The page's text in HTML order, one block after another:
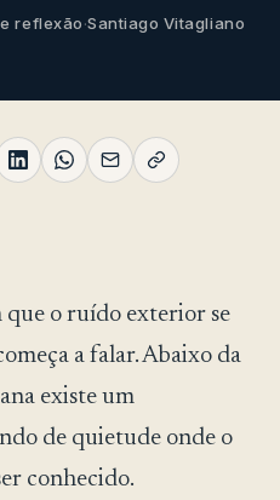
reflexão·Santiago Vitagliano
que o ruído exterior se
a falar. Abaixo da
existe um
de quietude onde o
conhecido.